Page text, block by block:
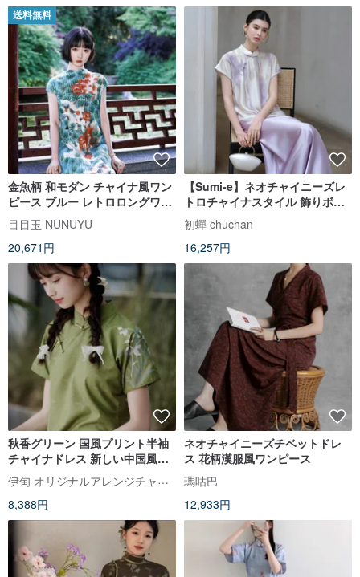
送料無料
金魚柄 和モダン チャイナ風ワン
ピース ブルー レトロロングワン
ピース 夏コーデ 写真映え
目目玉 NUNUYU
20,671円
【Sumi-e】ネオチャイニーズレ
トロチャイナスタイル 飾りボタ
ン人絹トップス/スカート
初蟬 chuchan
16,257円
秋香グリーン 国風プリント半袖
チャイナドレス 新しい中国風の
春節改良ワンピース
伊甸 オリジナルアレンジチャイナドレス
8,388円
ネオチャイニーズチベットドレ
ス 花柄漢服風ワンピース
瑪咕巴
12,933円